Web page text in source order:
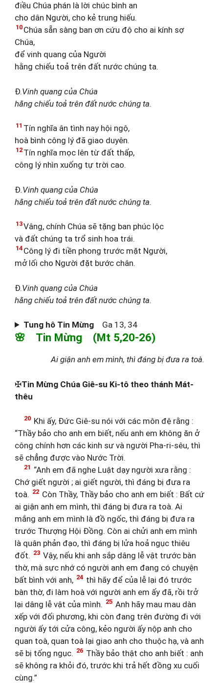
điều Chúa phán là lời chúc bình an
cho dân Người, cho kẻ trung hiếu.
10 Chúa sẵn sàng ban ơn cứu độ cho ai kính sợ
Chúa,
để vinh quang của Người
hằng chiếu toả trên đất nước chúng ta.
Đ.Vinh quang của Chúa
hằng chiếu toả trên đất nước chúng ta.
11 Tín nghĩa ân tình nay hội ngộ,
hoà bình công lý đã giao duyên.
12 Tín nghĩa mọc lên từ đất thấp,
công lý nhìn xuống tự trời cao.
Đ.Vinh quang của Chúa
hằng chiếu toả trên đất nước chúng ta.
13Vâng, chính Chúa sẽ tặng ban phúc lộc
và đất chúng ta trổ sinh hoa trái.
14 Công lý đi tiền phong trước mặt Người,
mở lối cho Người đặt bước chân.
Đ.Vinh quang của Chúa
hằng chiếu toả trên đất nước chúng ta.
Tung hô Tin Mừng Ga 13, 34
🌸 Tin Mừng (Mt 5,20-26)
Ai giận anh em mình, thì đáng bị đưa ra toà.
✠Tin Mừng Chúa Giê-su Ki-tô theo thánh Mát-
thêu
20 Khi ấy, Đức Giê-su nói với các môn đệ rằng :
“Thầy bảo cho anh em biết, nếu anh em không ăn ở
công chính hơn các kinh sư và người Pha-ri-sêu, thì
sẽ chẳng được vào Nước Trời.
21 “Anh em đã nghe Luật dạy người xưa rằng :
Chớ giết người ; ai giết người, thì đáng bị đưa ra
toà. 22 Còn Thầy, Thầy bảo cho anh em biết : Bất cứ
ai giận anh em mình, thì đáng bị đưa ra toà. Ai
mắng anh em mình là đồ ngốc, thì đáng bị đưa ra
trước Thượng Hội Đồng. Còn ai chửi anh em mình
là quân phản đạo, thì đáng bị lửa hoả ngục thiêu
đốt. 23 Vậy, nếu khi anh sắp dâng lễ vật trước bàn
thờ, mà sực nhớ có người anh em đang có chuyện
bất bình với anh, 24 thì hãy để của lễ lại đó trước
bàn thờ, đi làm hoà với người anh em ấy đã, rồi trở
lại dâng lễ vật của mình. 25 Anh hãy mau mau dàn
xếp với đối phương, khi còn đang trên đường đi với
người ấy tới cửa công, kẻo người ấy nộp anh cho
quan toà, quan toà lại giao anh cho thuộc hạ, và anh
sẽ bị tống ngục. 26 Thầy bảo thật cho anh biết : anh
sẽ không ra khỏi đó, trước khi trả hết đồng xu cuối
cùng.”